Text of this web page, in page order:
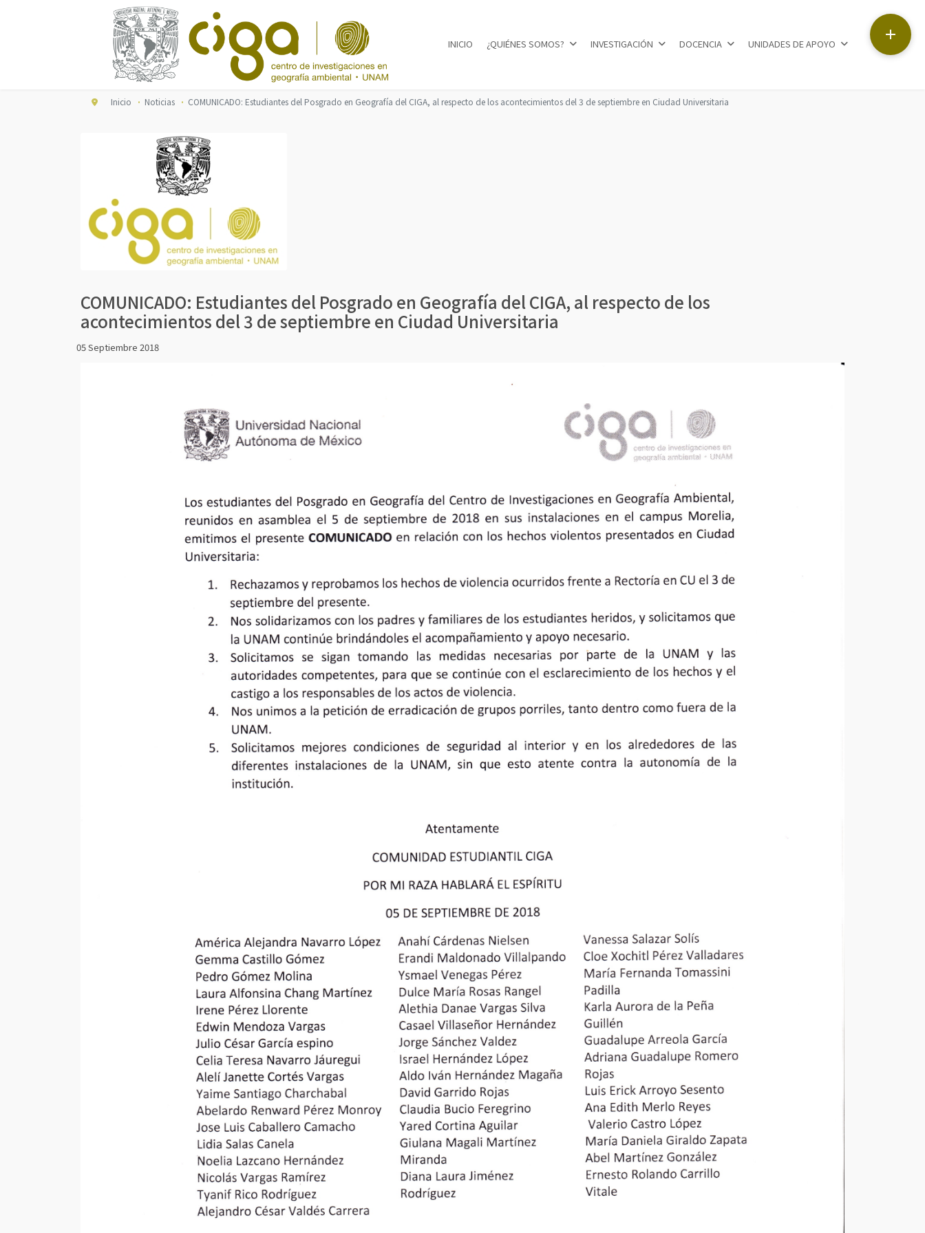

Seleccione su idioma
INICIO ¿QUIÉNES SOMOS? INVESTIGACIÓN DOCENCIA UNIDADES DE APOYO
Inicio Noticias COMUNICADO: Estudiantes del Posgrado en Geografía del CIGA, al respecto de los acontecimientos del 3 de septiembre en Ciudad Universitaria
COMUNICADO: Estudiantes del Posgrado en Geografía del CIGA, al respecto de los
acontecimientos del 3 de septiembre en Ciudad Universitaria
05 Septiembre 2018